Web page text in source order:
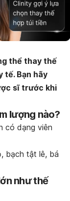
thể thay thế
tế. Bạn hãy
sĩ trước khi
lượng nào?
có dạng viên
bạch tật lê, bá
như thế